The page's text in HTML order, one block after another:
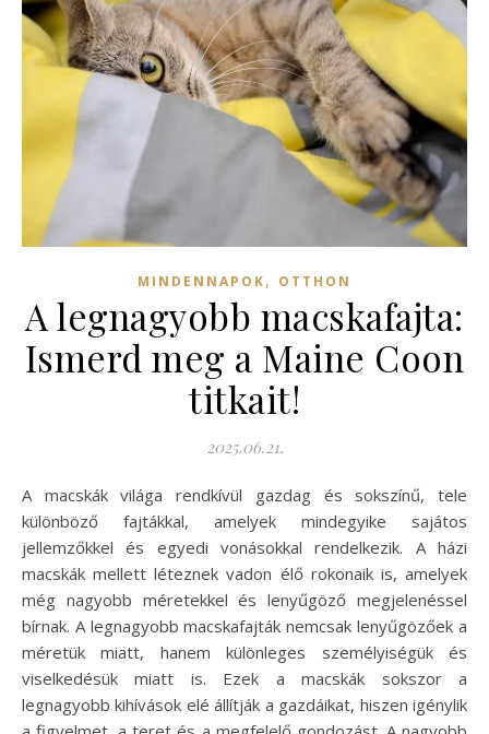
MINDENNAPOK, OTTHON
A legnagyobb macskafajta:
Ismerd meg a Maine Coon
titkait!
2025.06.21.
A macskák világa rendkívül gazdag és sokszínű, tele
különböző fajtákkal, amelyek mindegyike sajátos
jellemzőkkel és egyedi vonásokkal rendelkezik. A házi
macskák mellett léteznek vadon élő rokonaik is, amelyek
még nagyobb méretekkel és lenyűgöző megjelenéssel
bírnak. A legnagyobb macskafajták nemcsak lenyűgözőek a
méretük miatt, hanem különleges személyiségük és
viselkedésük miatt is. Ezek a macskák sokszor a
legnagyobb kihívások elé állítják a gazdáikat, hiszen igénylik